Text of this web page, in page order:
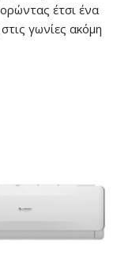
έτσι ένα
γωνίες ακόμη